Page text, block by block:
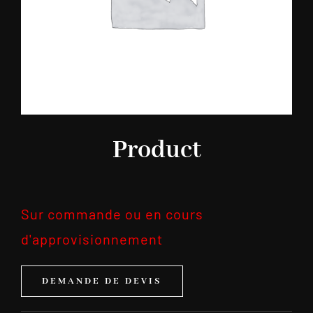
Product
Sur commande ou en cours
d'approvisionnement
DEMANDE DE DEVIS